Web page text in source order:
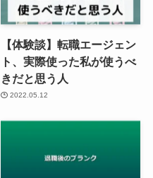
【体験談】転職エージェン
ト、実際使った私が使うべ
きだと思う人
2022.05.12